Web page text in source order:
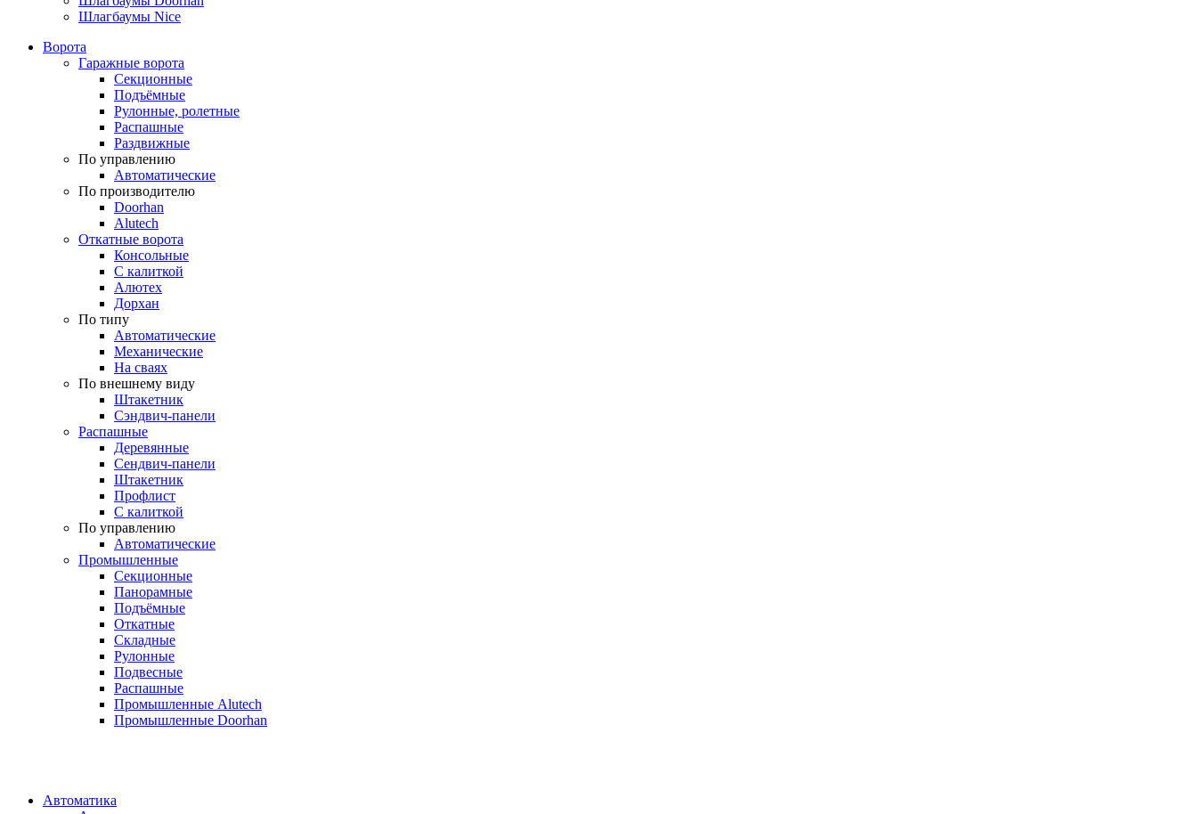
Шлагбаумы Nice
Ворота
Гаражные ворота
Секционные
Подъёмные
Рулонные, ролетные
Распашные
Раздвижные
По управлению
Автоматические
По производителю
Doorhan
Alutech
Откатные ворота
Консольные
С калиткой
Алютех
Дорхан
По типу
Автоматические
Механические
На сваях
По внешнему виду
Штакетник
Сэндвич-панели
Распашные
Деревянные
Сендвич-панели
Штакетник
Профлист
С калиткой
По управлению
Автоматические
Промышленные
Секционные
Панорамные
Подъёмные
Откатные
Складные
Рулонные
Подвесные
Распашные
Промышленные Alutech
Промышленные Doorhan
Автоматика